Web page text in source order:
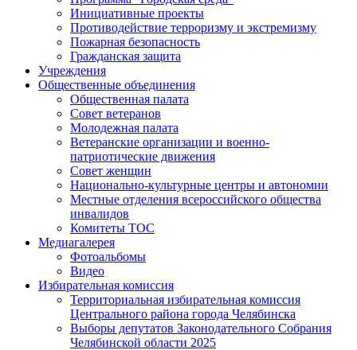
Инициативные проекты
Противодействие терроризму и экстремизму
Пожарная безопасность
Гражданская защита
Учреждения
Общественные объединения
Общественная палата
Совет ветеранов
Молодежная палата
Ветеранские организации и военно-
патриотические движения
Совет женщин
Национально-культурные центры и автономии
Местные отделения всероссийского общества
инвалидов
Комитеты ТОС
Медиагалерея
Фотоальбомы
Видео
Избирательная комиссия
Территориальная избирательная комиссия
Центрального района города Челябинска
Выборы депутатов Законодательного Собрания
Челябинской области 2025